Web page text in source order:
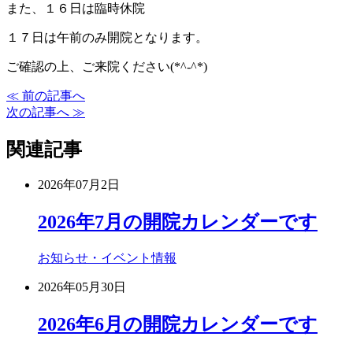
また、１６日は臨時休院
１７日は午前のみ開院となります。
ご確認の上、ご来院ください(*^-^*)
≪ 前の記事へ
次の記事へ ≫
関連記事
2026年07月2日
2026年7月の開院カレンダーです
お知らせ・イベント情報
2026年05月30日
2026年6月の開院カレンダーです